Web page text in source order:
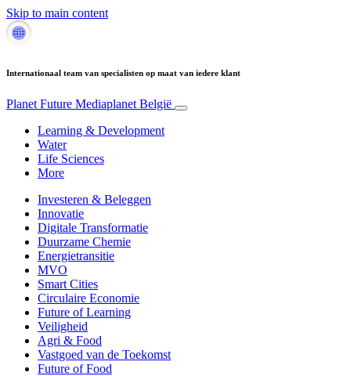
Skip to main content
Internationaal team van specialisten op maat van iedere klant
Planet Future Mediaplanet België
Learning & Development
Water
Life Sciences
More
Investeren & Beleggen
Innovatie
Digitale Transformatie
Duurzame Chemie
Energietransitie
MVO
Smart Cities
Circulaire Economie
Future of Learning
Veiligheid
Agri & Food
Vastgoed van de Toekomst
Future of Food